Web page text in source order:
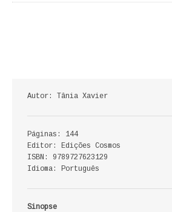
CADERNOS HUMANITAS
ECONOMIA, GESTÃO, CONTABILIDADE
ENSINO
ANÁLISE DA ACÇÃO EDUCATIVA
Autor: Tânia Xavier
Páginas: 144
Editor: Edições Cosmos
ISBN: 9789727623129
Idioma: Português
Sinopse